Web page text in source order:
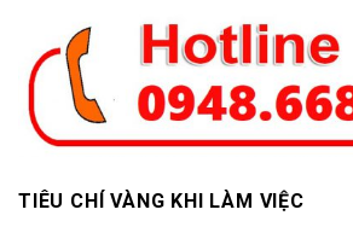
TIÊU CHÍ VÀNG KHI LÀM VIỆC